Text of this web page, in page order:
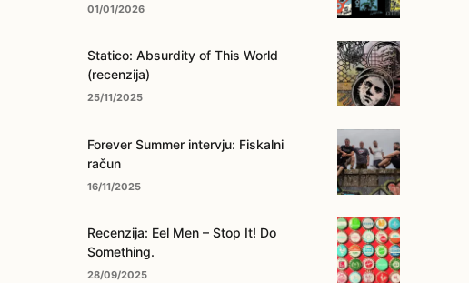
01/01/2026
Statico: Absurdity of This World
(recenzija)
25/11/2025
Forever Summer intervju: Fiskalni
račun
16/11/2025
Recenzija: Eel Men – Stop It! Do
Something.
28/09/2025